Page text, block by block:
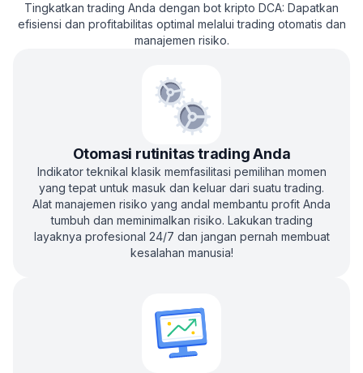
Tingkatkan trading Anda dengan bot kripto DCA: Dapatkan
efisiensi dan profitabilitas optimal melalui trading otomatis dan
manajemen risiko.
Otomasi rutinitas trading Anda
Indikator teknikal klasik memfasilitasi pemilihan momen
yang tepat untuk masuk dan keluar dari suatu trading.
Alat manajemen risiko yang andal membantu profit Anda
tumbuh dan meminimalkan risiko. Lakukan trading
layaknya profesional 24/7 dan jangan pernah membuat
kesalahan manusia!